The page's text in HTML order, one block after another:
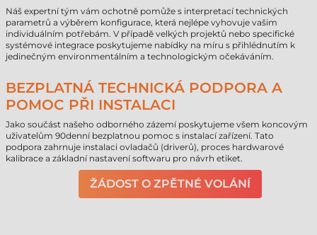
Náš expertní tým vám ochotně pomůže s interpretací technických
parametrů a výběrem konfigurace, která nejlépe vyhovuje vašim
individuálním potřebám. V případě velkých projektů nebo specifické
systémové integrace poskytujeme nabídky na míru s přihlédnutím k
jedinečným environmentálním a technologickým očekáváním.
BEZPLATNÁ TECHNICKÁ PODPORA A
POMOC PŘI INSTALACI
Jako součást našeho odborného zázemí poskytujeme všem koncovým
uživatelům 90denní bezplatnou pomoc s instalací zařízení. Tato
podpora zahrnuje instalaci ovladačů (driverů), proces hardwarové
kalibrace a základní nastavení softwaru pro návrh etiket.
ŽÁDOST O ZPĚTNÉ VOLÁNÍ